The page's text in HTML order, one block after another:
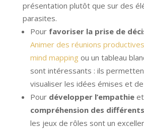
présentation plutôt que sur des
parasites.
Pour favoriser la prise de
Animer des réunions
mind mapping ou un tableau
sont intéressants : ils
visualiser les idées émises et
Pour développer l’empathieet
compréhension des
les jeux de rôles sont un